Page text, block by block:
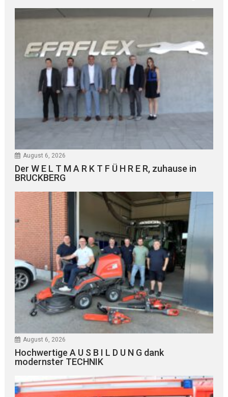
August 6, 2026
Der W E L T M A R K T F Ü H R E R, zuhause in
BRUCKBERG
August 6, 2026
Hochwertige A U S B I L D U N G dank
modernster TECHNIK